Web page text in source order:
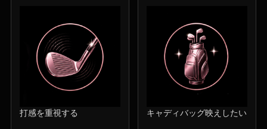
打感を重視する キャディバッグ映えしたい